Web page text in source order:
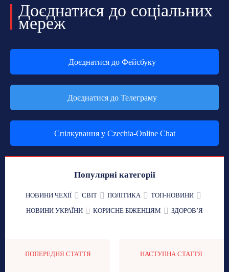
Доєднатися до соціальних
мереж
Доєднатися до Фейсбуку
Доєднатися до Телеграму
Спілкування у Czechia-Online Chat
Популярні категорії
НОВИНИ ЧЕХІЇ СВІТ ПОЛІТИКА
ТОП-НОВИНИ
НОВИНИ УКРАЇНИ
КОРИСНЕ БІЖЕНЦЯМ ЗДОРОВʼЯ
ПОПЕРЕДНЯ СТАТТЯ НАСТУПНА СТАТТЯ